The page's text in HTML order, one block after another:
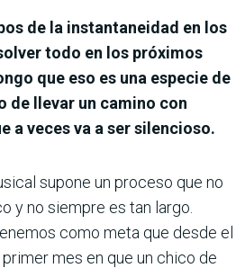
de la instantaneidad en los
todo en los próximos
que eso es una especie de
de llevar un camino con
a veces va a ser silencioso.
supone un proceso que no
y no siempre es tan largo.
como meta que desde el
mes en que un chico de